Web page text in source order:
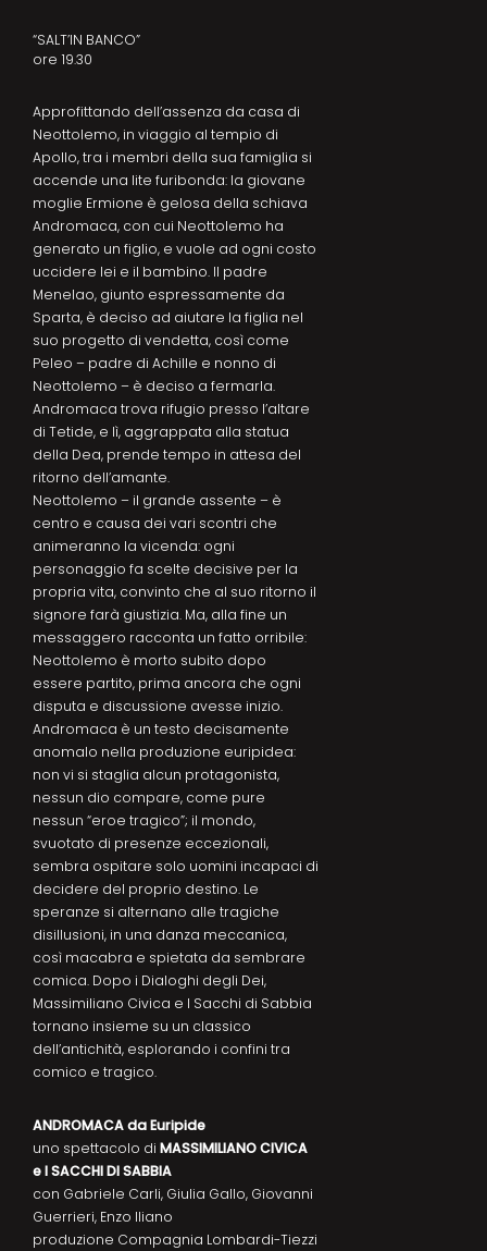
“SALT’IN BANCO”
ore 19.30
Approfittando dell’assenza da casa di
Neottolemo, in viaggio al tempio di
Apollo, tra i membri della sua famiglia si
accende una lite furibonda: la giovane
moglie Ermione è gelosa della schiava
Andromaca, con cui Neottolemo ha
generato un figlio, e vuole ad ogni costo
uccidere lei e il bambino. Il padre
Menelao, giunto espressamente da
Sparta, è deciso ad aiutare la figlia nel
suo progetto di vendetta, così come
Peleo – padre di Achille e nonno di
Neottolemo – è deciso a fermarla.
Andromaca trova rifugio presso l’altare
di Tetide, e lì, aggrappata alla statua
della Dea, prende tempo in attesa del
ritorno dell’amante.
Neottolemo – il grande assente – è
centro e causa dei vari scontri che
animeranno la vicenda: ogni
personaggio fa scelte decisive per la
propria vita, convinto che al suo ritorno il
signore farà giustizia. Ma, alla fine un
messaggero racconta un fatto orribile:
Neottolemo è morto subito dopo
essere partito, prima ancora che ogni
disputa e discussione avesse inizio.
Andromaca è un testo decisamente
anomalo nella produzione euripidea:
non vi si staglia alcun protagonista,
nessun dio compare, come pure
nessun “eroe tragico”; il mondo,
svuotato di presenze eccezionali,
sembra ospitare solo uomini incapaci di
decidere del proprio destino. Le
speranze si alternano alle tragiche
disillusioni, in una danza meccanica,
così macabra e spietata da sembrare
comica. Dopo i Dialoghi degli Dei,
Massimiliano Civica e I Sacchi di Sabbia
tornano insieme su un classico
dell’antichità, esplorando i confini tra
comico e tragico.
ANDROMACAda Euripide
uno spettacolo di MASSIMILIANO CIVICA
e I SACCHI DI SABBIA
con Gabriele Carli, Giulia Gallo, Giovanni
Guerrieri, Enzo Iliano
produzione Compagnia Lombardi-Tiezzi